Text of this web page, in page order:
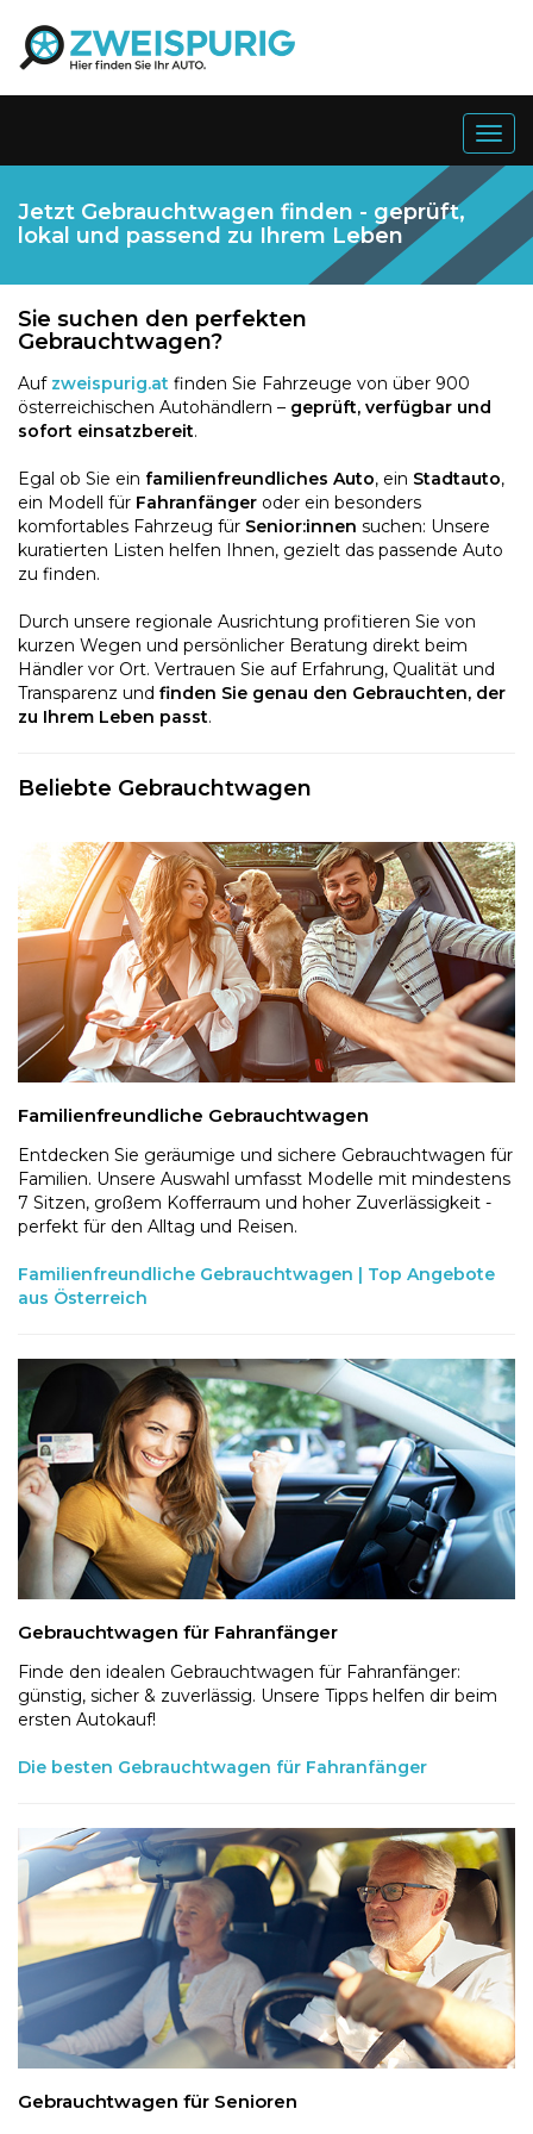
Jetzt Gebrauchtwagen finden - geprüft,
lokal und passend zu Ihrem Leben
Sie suchen den perfekten
Gebrauchtwagen?
Auf zweispurig.at finden Sie Fahrzeuge von über 900
österreichischen Autohändlern – geprüft, verfügbar und
sofort einsatzbereit.
Egal ob Sie ein familienfreundliches Auto, ein Stadtauto,
ein Modell für Fahranfänger oder ein besonders
komfortables Fahrzeug für Senior:innen suchen: Unsere
kuratierten Listen helfen Ihnen, gezielt das passende Auto
zu finden.
Durch unsere regionale Ausrichtung profitieren Sie von
kurzen Wegen und persönlicher Beratung direkt beim
Händler vor Ort. Vertrauen Sie auf Erfahrung, Qualität und
Transparenz und finden Sie genau den Gebrauchten, der
zu Ihrem Leben passt.
Beliebte Gebrauchtwagen
Familienfreundliche Gebrauchtwagen
Entdecken Sie geräumige und sichere Gebrauchtwagen für
Familien. Unsere Auswahl umfasst Modelle mit mindestens
7 Sitzen, großem Kofferraum und hoher Zuverlässigkeit -
perfekt für den Alltag und Reisen.
Familienfreundliche Gebrauchtwagen | Top Angebote
aus Österreich
Gebrauchtwagen für Fahranfänger
Finde den idealen Gebrauchtwagen für Fahranfänger:
günstig, sicher & zuverlässig. Unsere Tipps helfen dir beim
ersten Autokauf!
Die besten Gebrauchtwagen für Fahranfänger
Gebrauchtwagen für Senioren